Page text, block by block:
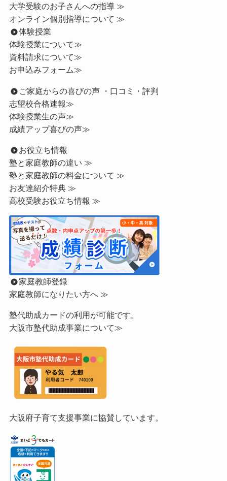
大学受験のお子さんへの指導 ≫
オンライン個別指導について ≫
体験授業
体験授業について≫
資料請求について≫
お申込みフォーム≫
ご家庭からの喜びの声 ・口コミ・評判
志望校合格速報≫
体験授業生の声≫
成績アップ喜びの声≫
お役立ち情報
塾と家庭教師の違い ≫
塾と家庭教師の料金について ≫
お友達紹介特典 ≫
高校受験お役立ち情報 ≫
家庭教師登録
家庭教師になりたい方へ ≫
塾代助成カードの利用が可能です。
大阪市塾代助成事業について≫
大阪府子育て支援事業に協賛しています。